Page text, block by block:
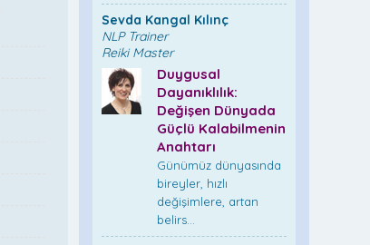
Sevda Kangal Kılınç
NLP Trainer
Reiki Master
Duygusal
Dayanıklılık:
Değişen Dünyada
Güçlü Kalabilmenin
Anahtarı
Günümüz dünyasında
bireyler, hızlı
değişimlere, artan
belirs...